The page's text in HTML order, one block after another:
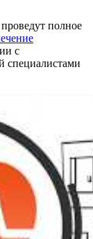
проведут полное
с
специалистами